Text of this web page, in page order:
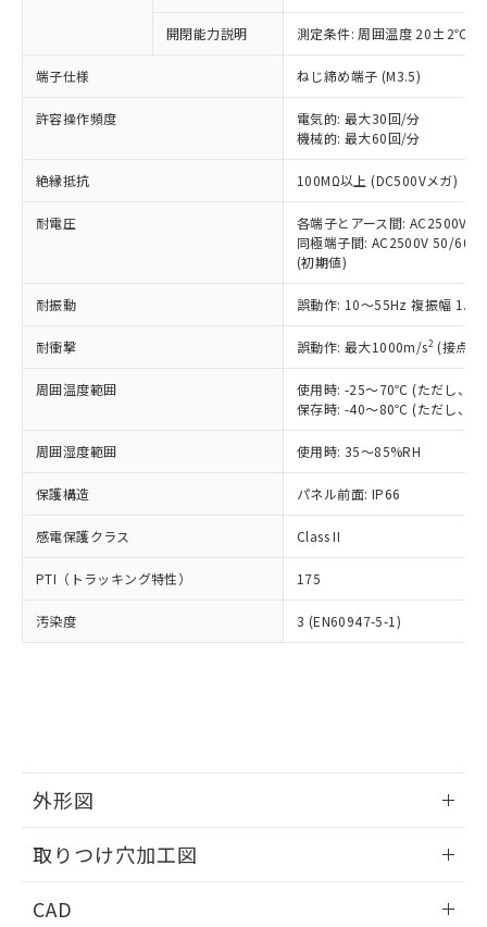
開閉能力説明 測定条件: 周囲温度 20±2℃、
端子仕様 ねじ締め端子 (M3.5)
許容操作頻度
電気的: 最大30回/分
機械的: 最大60回/分
絶縁抵抗 100MΩ以上 (DC500Vメガ)
耐電圧
各端子とアース間: AC2500V
同極端子間: AC2500V 50/
(初期値)
耐振動 誤動作: 10～55Hz 複振幅
耐衝撃 誤動作: 最大1000m/s2 (接点
周囲温度範囲
使用時: -25～70℃ (ただし、氷
保存時: -40～80℃ (ただし、氷
周囲湿度範囲 使用時: 35～85%RH
保護構造 パネル前面: IP66
感電保護クラス Class II
PTI（トラッキング特性） 175
汚染度 3 (EN60947-5-1)
外形図
取りつけ穴加工図
CAD
以下の条件をお読みいただき、同意のうえ
本サービスは、当社制御機器事業取扱
商品の当社在庫状況および標準価格
(税抜)を提供させていただくもので
当社制御機器事業取扱商品の中には、
本サービスの対象外となる商品もある
ことをご了承ください。
在庫状況および標準価格照会結果は、
記載している更新日時点での社内デー
タに基づき作成されるものであり、閲
覧された時点での実際の在庫および標
準価格とは異なる場合があることをご
正式な納期状況および標準価格はお客
様のお取引先、またはお客様担当のオ
ムロン制御機器販売店・当社販売員に
オムロン制御機器販売店や当社販売拠
販売ネットワーク
」をご確認
ください。
在庫状況および標準価格結果を当社の
事前の承諾なく第三者に漏洩または開
示しないようお願いします。
マイパーツ機能（部品リスト作成サー
および当社の共同利用者が、当社の製
※当社の共同利用者とは、
の共同利用に関して"
の「1.共同利
対応予定なし：EU RoHS指令（10物質）の
定はありません。
調査・確認中：EU RoHS指令（10物質）の
非含有の対応状況を調査中または確認中の
非該当品：ライセンス料など無形物で、有
害物質有無と関係のない商品です。
仕入先様の事情により、非含有部品として
いたものが、含有品と判明した場合などや
むを得ず変更することがあります。
鉛(Pb) 1000ppm以下、 水銀(Hg) 1000ppm以下、 カド
六価クロム(Cr(Ⅵ)) 1000ppm以下、ポリ臭化ビフェニル
類(PBB) 1000ppm以下、ポリ臭化ジフェニルエーテル類
(PBDE) 1000ppm以下、フタル酸ビス(2-エチルヘキシ
ル) (DEHP)(別名：DOP) 1000ppm以下、フタル酸ブチ
ルベンジル（BBP） 1000ppm以下、フタル酸ジブチル
（DBP） 1000ppm以下、フタル酸ジイソブチル
(DIBP) 1000ppm以下
但し、RoHS指令で産業用監視および制御機器に対する
フタル酸エステル類の４物質については閾値を超える意
図的な使用がないことを確認しています。
※2 対応予定月
部品在庫の切り替え状況などにより、予定
月が前後することがあります。
とができます。
EU RoHS指令（10物質）の非含有証明書
※1 中国RoHS○×表
「○」：最大均質材料含有率が中国RoHSの
基準値以下であることを示します。
「×」：最大均質材料含有率が中国RoHSの
基準値を超えていることを示します。
「－」：未確認です。当社販売部門へお問
Cr(Ⅵ)(六価クロム) : 1000ppm、 PBBs(ポリ臭化ビフェ
ニル類) : 1000ppm、 PBDEs(ポリ臭化ジフェニルエーテ
ル類) : 1000ppm、
DBP(フタル酸ジブチル) : 1000ppm、 DIBP(フタル酸ジ
イソブチル) : 1000ppm、 BBP(フタル酸ブチルベンジ
ル) : 1000ppm、
※2 環境保護使用期限
「ｅ」：有害物質（10物質）のすべてが基
準値以下であることを示します。
「10」：通常の使用状況下において有害物
質が外部に漏えいし、環境に深刻な影響を
当社は、これら貴社製品のうち、外国
為替および外国貿易法に定める商品
（以下｢規制貨物等」という）を輸出
または国外への提供する場合は、日本
国政府の輸出許可(または役務取引許
可)を取得するなどの必要な手続きを
当社は規制貨物を破棄する場合は、完
全に破砕するなど、違法に輸出されな
いよう必要な手段を講じます。
当社は貴社製品を、核兵器、ミサイ
ル、化学兵器、生物兵器またはその他
武器並びにこれらの製造装置等に一切
使用いたしません。
当社は、貴社製品を第三者に販売する
場合は、上記1、2および3の内容を当
該第三者に通知します。また当社は、
販売先および販売に係わる関係者が違
法に輸出するおそれがある場合は、取
○ 一定数以上の在庫あり
一定数には満たないが在庫あり
在庫なし(最新の在庫状況につ
いては、お客様のお取引先、ま
たはお客様担当のオムロン制御
機器販売店・当社販売員にご確
認ください)
受注生産機種、また在庫状況の